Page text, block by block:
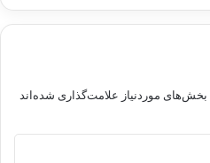
بخش‌های موردنیاز علامت‌گذاری شده‌اند